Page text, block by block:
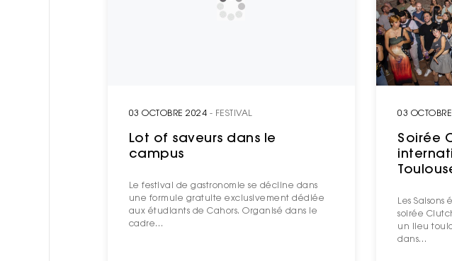
03 OCTOBRE 2024 - FESTIVAL
Lot of saveurs dans le
campus
Le festival de gastronomie se décline dans
une formule gratuite exclusivement dédiée
aux étudiants de Cahors. Organisé dans le
cadre…
03
Soirée
Les
soirée
un lieu
dans…